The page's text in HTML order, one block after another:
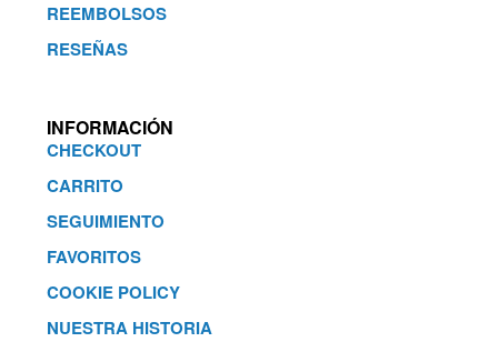
REEMBOLSOS
RESEÑAS
INFORMACIÓN
CHECKOUT
CARRITO
SEGUIMIENTO
FAVORITOS
COOKIE POLICY
NUESTRA HISTORIA